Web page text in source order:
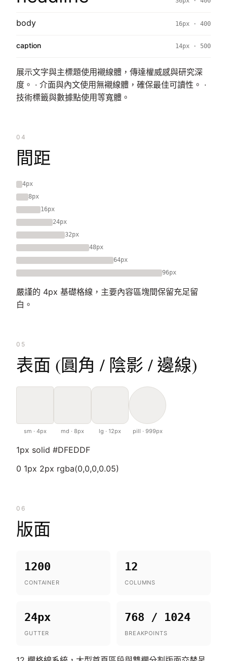
body 16px · 400
caption 14px · 500
展示文字與主標題使用襯線體，傳達權威感與研究深
度。 · 介面與內文使用無襯線體，確保最佳可讀性。 ·
技術標籤與數據點使用等寬體。
04
間距
4px
8px
16px
24px
32px
48px
64px
96px
嚴謹的 4px 基礎格線，主要內容區塊間保留充足留
白。
05
表面 (圓角 / 陰影 / 邊線)
sm · 4px md · 8px lg · 12px pill · 999px
1px solid #DFEDDF
0 1px 2px rgba(0,0,0,0.05)
06
版面
1200
CONTAINER
12
COLUMNS
24px
GUTTER
768 / 1024
BREAKPOINTS